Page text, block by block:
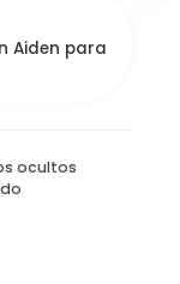
Aiden para
ocultos